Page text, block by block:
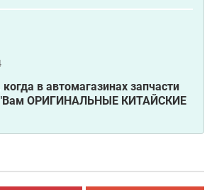
в автомагазинах запчасти
"Вам ОРИГИНАЛЬНЫЕ КИТАЙСКИЕ